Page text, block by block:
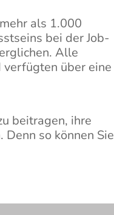
als 1.000
bei der Job-
Alle
über eine
beitragen, ihre
so können Sie